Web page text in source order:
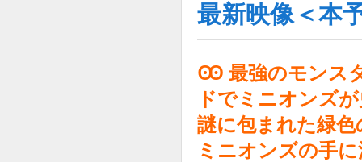
最新映像＜本
Ꙭ 最強のモンス
ドでミニオンズ
謎に包まれた緑
ミニオンズの手